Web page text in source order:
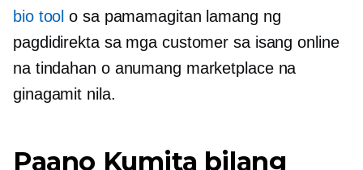
bio tool o sa pamamagitan lamang ng
pagdidirekta sa mga customer sa isang online
na tindahan o anumang marketplace na
ginagamit nila.
Paano Kumita bilang